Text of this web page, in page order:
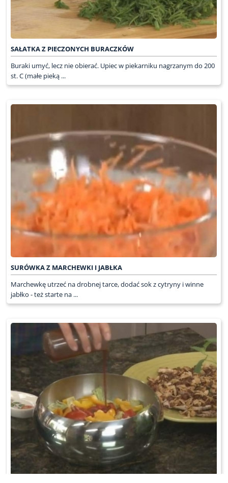
SAŁATKA Z PIECZONYCH BURACZKÓW
Buraki umyć, lecz nie obierać. Upiec w piekarniku nagrzanym do 200
st. C (małe pieką ...
SURÓWKA Z MARCHEWKI I JABŁKA
Marchewkę utrzeć na drobnej tarce, dodać sok z cytryny i winne
jabłko - też starte na ...